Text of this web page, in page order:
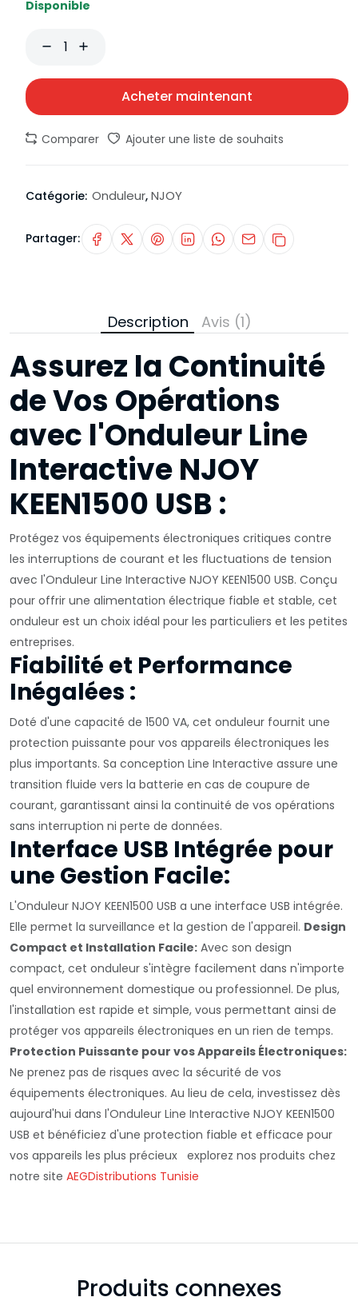
Disponible
Acheter maintenant
Comparer Ajouter une liste de souhaits
Catégorie: Onduleur, NJOY
Partager:
Description Avis (1)
Assurez la Continuité
de Vos Opérations
avec l'Onduleur Line
Interactive NJOY
KEEN1500 USB :
Protégez vos équipements électroniques critiques contre
les interruptions de courant et les fluctuations de tension
avec l'Onduleur Line Interactive NJOY KEEN1500 USB. Conçu
pour offrir une alimentation électrique fiable et stable, cet
onduleur est un choix idéal pour les particuliers et les petites
entreprises.
Fiabilité et Performance
Inégalées :
Doté d'une capacité de 1500 VA, cet onduleur fournit une
protection puissante pour vos appareils électroniques les
plus importants. Sa conception Line Interactive assure une
transition fluide vers la batterie en cas de coupure de
courant, garantissant ainsi la continuité de vos opérations
sans interruption ni perte de données.
Interface USB Intégrée pour
une Gestion Facile:
L'Onduleur NJOY KEEN1500 USB a une interface USB intégrée.
Elle permet la surveillance et la gestion de l'appareil. Design
Compact et Installation Facile: Avec son design
compact, cet onduleur s'intègre facilement dans n'importe
quel environnement domestique ou professionnel. De plus,
l'installation est rapide et simple, vous permettant ainsi de
protéger vos appareils électroniques en un rien de temps.
Protection Puissante pour vos Appareils Électroniques:
Ne prenez pas de risques avec la sécurité de vos
équipements électroniques. Au lieu de cela, investissez dès
aujourd'hui dans l'Onduleur Line Interactive NJOY KEEN1500
USB et bénéficiez d'une protection fiable et efficace pour
vos appareils les plus précieux explorez nos produits chez
notre site AEGDistributions Tunisie
Produits connexes